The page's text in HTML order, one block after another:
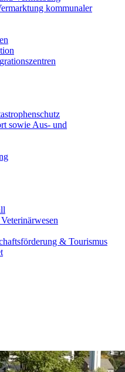
kommunaler
sowie Aus- und
& Tourismus